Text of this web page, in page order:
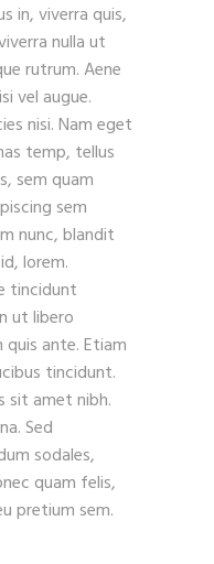
in, viverra quis,
nulla ut
rutrum. Aene
vel augue.
nisi. Nam eget
temp, tellus
sem quam
sem
nunc, blandit
lorem.
tincidunt
ut libero
ante. Etiam
tincidunt.
sit amet nibh.
Sed
sodales,
quam felis,
pretium sem.